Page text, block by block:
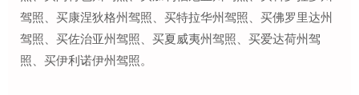
驾照、买康涅狄格州驾照、买特拉华州驾照、买佛罗里达州
驾照、买佐治亚州驾照、买夏威夷州驾照、买爱达荷州驾
照、买伊利诺伊州驾照。